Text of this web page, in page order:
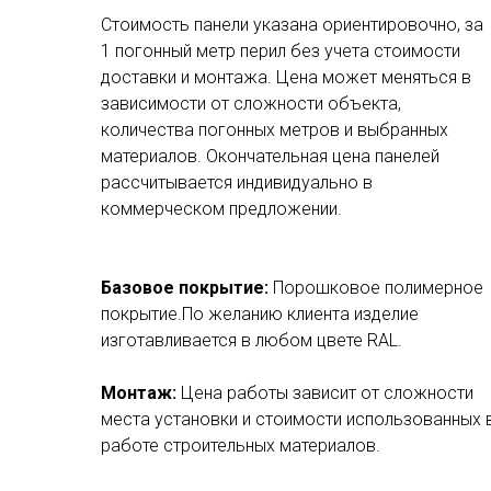
Стоимость панели указана ориентировочно, за
1 погонный метр перил без учета стоимости
доставки и монтажа. Цена может меняться в
зависимости от сложности объекта,
количества погонных метров и выбранных
материалов. Окончательная цена панелей
рассчитывается индивидуально в
коммерческом предложении.
Базовое покрытие: Порошковое полимерное
покрытие.По желанию клиента изделие
изготавливается в любом цвете RAL.
Монтаж: Цена работы зависит от сложности
места установки и стоимости использованных
работе строительных материалов.